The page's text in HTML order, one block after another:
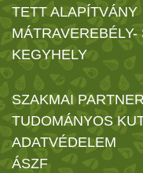
TETT ALAPÍTVÁNY
KEGYHELY
SZAKMAI
TUDOMÁNYOS
ADATVÉDELEM
ÁSZF